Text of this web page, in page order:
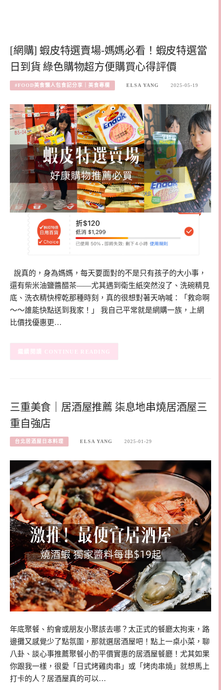
[網購] 蝦皮特選賣場-媽媽必看！蝦皮特選當
日到貨 綠色購物超方便購買心得評價
#FOOD美食懶人包食記分享｜美食專欄 ELSA YANG 2025-05-19
說真的，身為媽媽，每天要面對的不是只有孩子的大小事，
還有柴米油鹽醬醋茶——尤其遇到衛生紙突然沒了、洗碗精見
底、洗衣精快榨乾那種時刻，真的很想對著天吶喊：「救命啊
～～誰能快點送到我家！」 我自己平常就是網購一族，上網
比價找優惠更…
CONTINUE READING
三重美食｜居酒屋推薦 柒息地串燒居酒屋三
重自強店
台北居酒屋日本料理 ELSA YANG 2025-01-29
年底聚餐、約會或朋友小聚該去哪？太正式的餐廳太拘束，路
邊攤又感覺少了點氛圍，那就選居酒屋吧！點上一桌小菜，聊
八卦、談心事推薦聚餐小酌平價實惠的居酒屋餐廳！尤其如果
你跟我一樣，很愛「日式烤雞肉串」或「烤肉串燒」就想馬上
打卡的人？居酒屋真的可以…